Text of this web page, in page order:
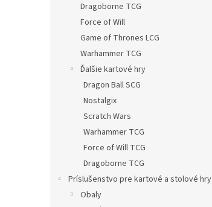
Dragoborne TCG
Force of Will
Game of Thrones LCG
Warhammer TCG
Ďalšie kartové hry
Dragon Ball SCG
Nostalgix
Scratch Wars
Warhammer TCG
Force of Will TCG
Dragoborne TCG
Príslušenstvo pre kartové a stolové hry
Obaly